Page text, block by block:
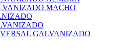
MACHO
GALVANIZADO